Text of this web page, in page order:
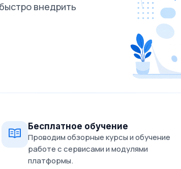
внедрить
Бесплатное обучение
Проводим обзорные курсы и обучение
работе с сервисами и модулями
платформы.